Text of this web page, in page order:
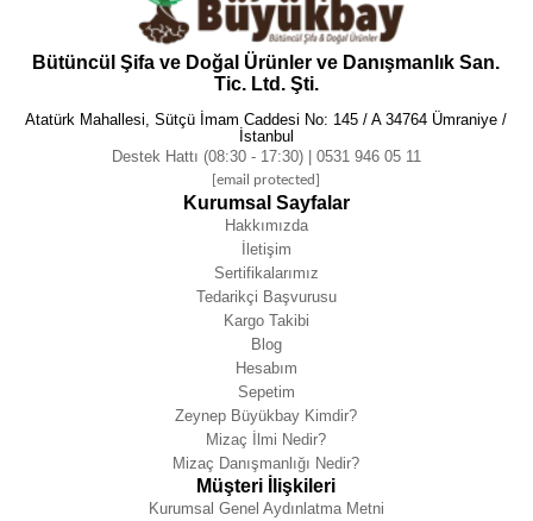
Bütüncül Şifa ve Doğal Ürünler ve Danışmanlık San.
Tic. Ltd. Şti.
Atatürk Mahallesi, Sütçü İmam Caddesi No: 145 / A 34764 Ümraniye /
İstanbul
Destek Hattı (08:30 - 17:30) | 0531 946 05 11
[email protected]
Kurumsal Sayfalar
Hakkımızda
İletişim
Sertifikalarımız
Tedarikçi Başvurusu
Kargo Takibi
Blog
Hesabım
Sepetim
Zeynep Büyükbay Kimdir?
Mizaç İlmi Nedir?
Mizaç Danışmanlığı Nedir?
Müşteri İlişkileri
Kurumsal Genel Aydınlatma Metni